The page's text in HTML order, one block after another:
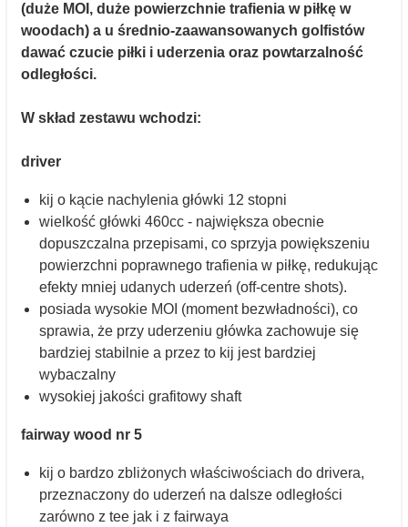
(duże MOI, duże powierzchnie trafienia w piłkę w
woodach) a u średnio-zaawansowanych golfistów
dawać czucie piłki i uderzenia oraz powtarzalność
odległości.
W skład zestawu wchodzi:
driver
kij o kącie nachylenia główki 12 stopni
wielkość główki 460cc - największa obecnie
dopuszczalna przepisami, co sprzyja powiększeniu
powierzchni poprawnego trafienia w piłkę, redukując
efekty mniej udanych uderzeń (off-centre shots).
posiada wysokie MOI (moment bezwładności), co
sprawia, że przy uderzeniu główka zachowuje się
bardziej stabilnie a przez to kij jest bardziej
wybaczalny
wysokiej jakości grafitowy shaft
fairway wood nr 5
kij o bardzo zbliżonych właściwościach do drivera,
przeznaczony do uderzeń na dalsze odległości
zarówno z tee jak i z fairwaya